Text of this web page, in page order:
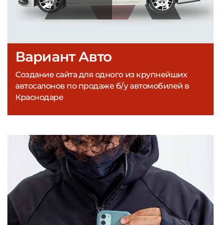
Вариант Авто
Создание сайта для одного из крупнейших
автосалонов по продаже б/у автомобилей в
Краснодаре